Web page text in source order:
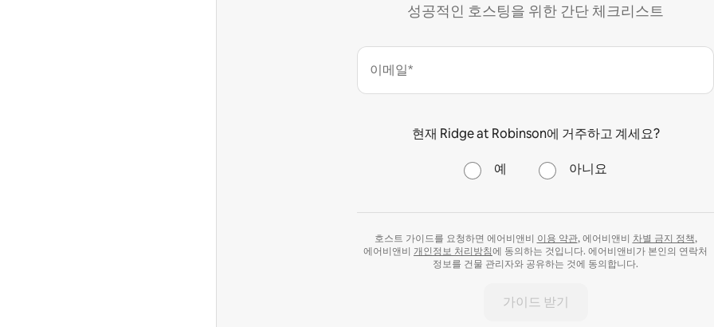
성공적인 호스팅을 위한 간단 체크리스트
이메일*
현재 Ridge at Robinson에 거주하고 계세요?
예 아니요
호스트 가이드를 요청하면 에어비앤비 이용 약관, 에어비앤비 차별 금지 정책,
에어비앤비 개인정보 처리방침에 동의하는 것입니다. 에어비앤비가 본인의 연락처
정보를 건물 관리자와 공유하는 것에 동의합니다.
가이드 받기